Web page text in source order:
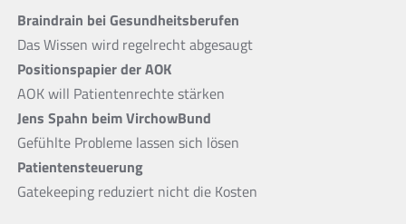
Braindrain bei Gesundheitsberufen
Das Wissen wird regelrecht abgesaugt
Positionspapier der AOK
AOK will Patientenrechte stärken
Jens Spahn beim VirchowBund
Gefühlte Probleme lassen sich lösen
Patientensteuerung
Gatekeeping reduziert nicht die Kosten